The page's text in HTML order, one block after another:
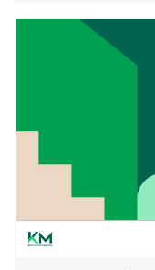
asunnoissa
kerrostaloasuntoja
eikä niiden
puolet välittäjistä
hinnoissa olevan
alueellaan, ja
hinnankehitystä”,
toimitusjohtaja
nopeuttavaksi
sijainti, sijainti” -